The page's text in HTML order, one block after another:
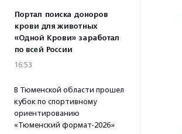
Портал поиска доноров
крови для животных
«Одной Крови» заработал
по всей России
16:53
В Тюменской области прошел
кубок по спортивному
ориентированию
«Тюменский формат-2026»